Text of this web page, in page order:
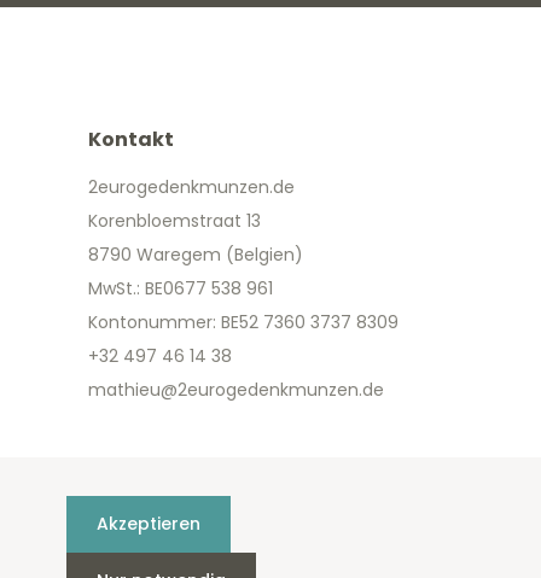
Kontakt
2eurogedenkmunzen.de
Korenbloemstraat 13
8790 Waregem (Belgien)
MwSt.: BE0677 538 961
Kontonummer: BE52 7360 3737 8309
+32 497 46 14 38
mathieu@2eurogedenkmunzen.de
Akzeptieren